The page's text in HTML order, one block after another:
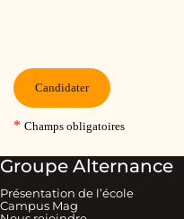
Groupe Alternance
Présentation de l’école
Campus Mag